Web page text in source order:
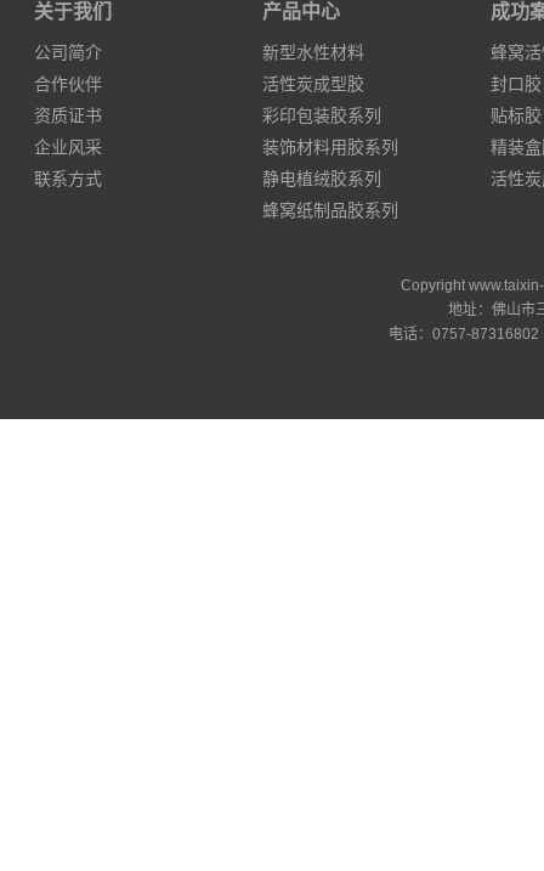
关于我们
公司简介
合作伙伴
资质证书
企业风采
联系方式
产品中心
新型水性材料
活性炭成型胶
彩印包装胶系列
装饰材料用胶系列
静电植绒胶系列
蜂窝纸制品胶系列
成功
蜂窝
封口胶
贴标胶
精装
活性
Copyright
地址：佛山市
电话：0757-